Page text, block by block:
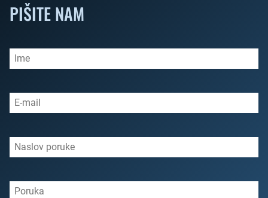
PIŠITE NAM